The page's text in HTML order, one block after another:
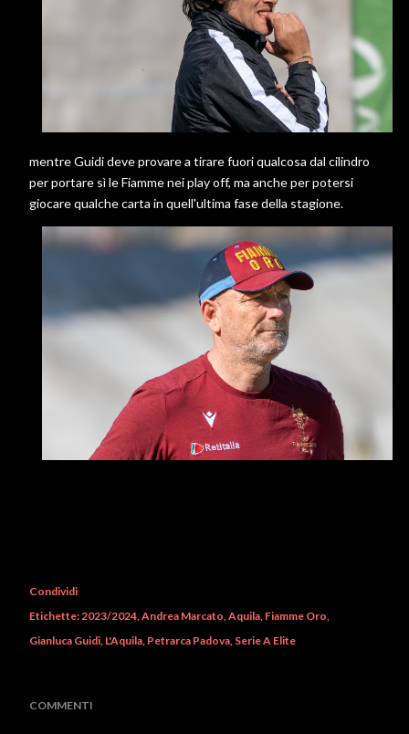
mentre Guidi deve provare a tirare fuori qualcosa dal cilindro
per portare sì le Fiamme nei play off, ma anche per potersi
giocare qualche carta in quell'ultima fase della stagione.
Condividi
Etichette:2023/2024 Andrea Marcato Aquila Fiamme Oro
Gianluca Guidi L'Aquila Petrarca Padova Serie A Elite
COMMENTI